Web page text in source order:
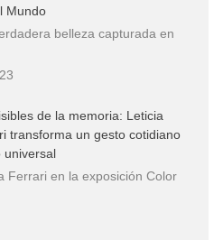
Mundo
belleza capturada en
de la memoria: Leticia
transforma un gesto cotidiano
universal
Ferrari en la exposición Color